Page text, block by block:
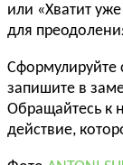
или «Хватит
для
Сформулируйте
запишите в
Обращайтесь к
действие,